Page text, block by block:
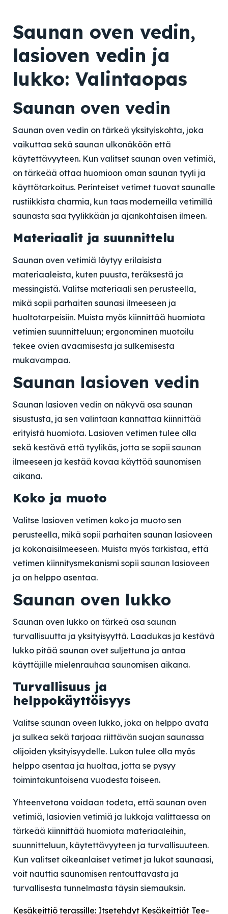
Saunan oven vedin,
lasioven vedin ja
lukko: Valintaopas
Saunan oven vedin
Saunan oven vedin on tärkeä yksityiskohta, joka
vaikuttaa sekä saunan ulkonäköön että
käytettävyyteen. Kun valitset saunan oven vetimiä,
on tärkeää ottaa huomioon oman saunan tyyli ja
käyttötarkoitus. Perinteiset vetimet tuovat saunalle
rustiikkista charmia, kun taas moderneilla vetimillä
saunasta saa tyylikkään ja ajankohtaisen ilmeen.
Materiaalit ja suunnittelu
Saunan oven vetimiä löytyy erilaisista
materiaaleista, kuten puusta, teräksestä ja
messingistä. Valitse materiaali sen perusteella,
mikä sopii parhaiten saunasi ilmeeseen ja
huoltotarpeisiin. Muista myös kiinnittää huomiota
vetimien suunnitteluun; ergonominen muotoilu
tekee ovien avaamisesta ja sulkemisesta
mukavampaa.
Saunan lasioven vedin
Saunan lasioven vedin on näkyvä osa saunan
sisustusta, ja sen valintaan kannattaa kiinnittää
erityistä huomiota. Lasioven vetimen tulee olla
sekä kestävä että tyylikäs, jotta se sopii saunan
ilmeeseen ja kestää kovaa käyttöä saunomisen
aikana.
Koko ja muoto
Valitse lasioven vetimen koko ja muoto sen
perusteella, mikä sopii parhaiten saunan lasioveen
ja kokonaisilmeeseen. Muista myös tarkistaa, että
vetimen kiinnitysmekanismi sopii saunan lasioveen
ja on helppo asentaa.
Saunan oven lukko
Saunan oven lukko on tärkeä osa saunan
turvallisuutta ja yksityisyyttä. Laadukas ja kestävä
lukko pitää saunan ovet suljettuna ja antaa
käyttäjille mielenrauhaa saunomisen aikana.
Turvallisuus ja
helppokäyttöisyys
Valitse saunan oveen lukko, joka on helppo avata
ja sulkea sekä tarjoaa riittävän suojan saunassa
olijoiden yksityisyydelle. Lukon tulee olla myös
helppo asentaa ja huoltaa, jotta se pysyy
toimintakuntoisena vuodesta toiseen.
Yhteenvetona voidaan todeta, että saunan oven
vetimiä, lasiovien vetimiä ja lukkoja valittaessa on
tärkeää kiinnittää huomiota materiaaleihin,
suunnitteluun, käytettävyyteen ja turvallisuuteen.
Kun valitset oikeanlaiset vetimet ja lukot saunaasi,
voit nauttia saunomisen rentouttavasta ja
turvallisesta tunnelmasta täysin siemauksin.
Kesäkeittiö terassille: Itsetehdyt Kesäkeittiöt Tee-